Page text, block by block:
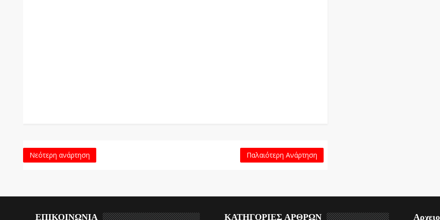
Νεότερη ανάρτηση Παλαιότερη Ανάρτηση
ΕΠΙΚΟΙΝΩΝΙΑ ΚΑΤΗΓΟΡΙΕΣ ΑΡΘΡΩΝ